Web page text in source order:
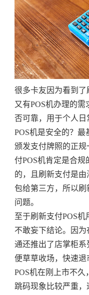
很多卡友因为看到
又有POS机办理的
否可靠，用于个人
POS机是安全的？
颁发支付牌照的正
付POS机肯定是合规
的，且刷新支付是
包给第三方，所以
问题。
至于刷新支付POS
不敢妄下结论。因
通还推出了店掌柜系
便草草收场，快速
POS机在刚上市不
跳码现象比较严重，